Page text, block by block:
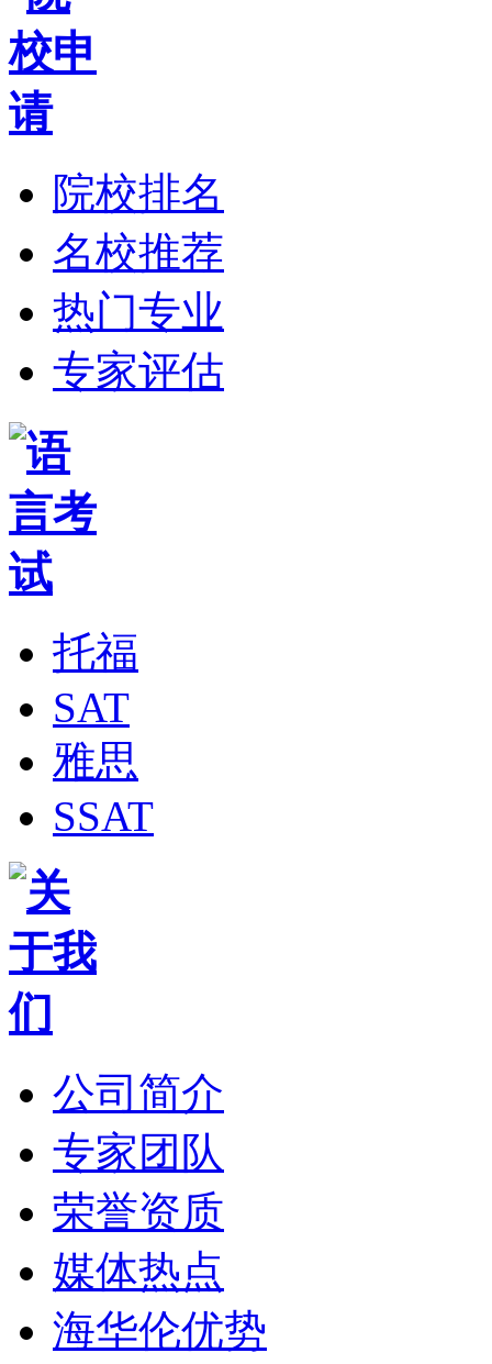
院校排名
名校推荐
热门专业
专家评估
托福
SAT
雅思
SSAT
公司简介
专家团队
荣誉资质
媒体热点
海华伦优势